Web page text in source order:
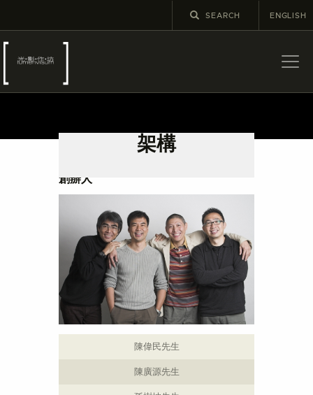
ENGLISH
架構
最新消息
教育及外展
學校課程
更多攝影資訊
創辦人
陳偉民先生
陳廣源先生